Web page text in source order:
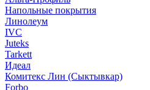
Напольные покрытия
Линолеум
IVC
Juteks
Tarkett
Идеал
Комитекс Лин (Сыктывкар)
Forbo